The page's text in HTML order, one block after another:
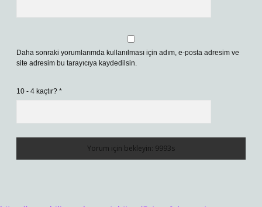
Daha sonraki yorumlarımda kullanılması için adım, e-posta adresim ve
site adresim bu tarayıcıya kaydedilsin.
10 - 4 kaçtır? *